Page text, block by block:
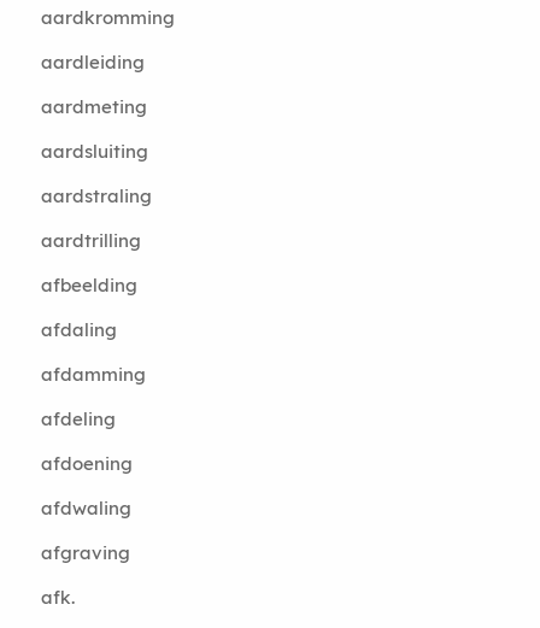
aardkromming
aardleiding
aardmeting
aardsluiting
aardstraling
aardtrilling
afbeelding
afdaling
afdamming
afdeling
afdoening
afdwaling
afgraving
afk.